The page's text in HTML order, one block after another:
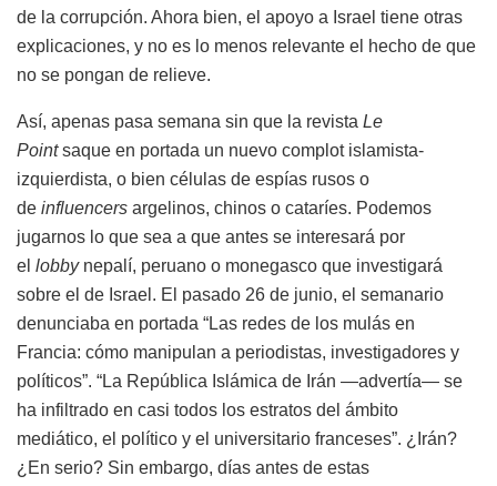
de la corrupción. Ahora bien, el apoyo a Israel tiene otras
explicaciones, y no es lo menos relevante el hecho de que
no se pongan de relieve.
Así, apenas pasa semana sin que la revista Le
Pointsaque en portada un nuevo complot islamista-
izquierdista, o bien células de espías rusos o
de influencers argelinos, chinos o cataríes. Podemos
jugarnos lo que sea a que antes se interesará por
el lobbynepalí, peruano o monegasco que investigará
sobre el de Israel. El pasado 26 de junio, el semanario
denunciaba en portada “Las redes de los mulás en
Francia: cómo manipulan a periodistas, investigadores y
políticos”. “La República Islámica de Irán —advertía— se
ha infiltrado en casi todos los estratos del ámbito
mediático, el político y el universitario franceses”. ¿Irán?
¿En serio? Sin embargo, días antes de estas